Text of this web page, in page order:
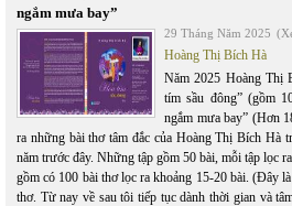
ngắm mưa bay”
29 Tháng Năm 2025
Hoàng Thị Bích Hà
Năm 2025 Hoàng Thị
tím sầu đông” (gồm
ngắm mưa bay” (Hơn
ra những bài thơ tâm đắc của Hoàng Thị Bích Hà
năm trước đây. Những tập gồm 50 bài, mỗi tập lọc
gồm có 100 bài thơ lọc ra khoảng 15-20 bài. (Đây
thơ. Từ nay về sau tôi tiếp tục dành thời gian và